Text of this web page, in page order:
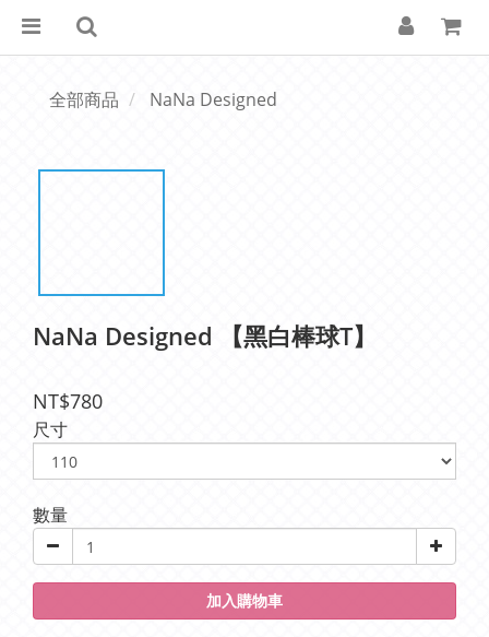
全部商品 NaNa Designed
NaNa Designed 【黑白棒球T】
NT$780
尺寸
數量
加入購物車